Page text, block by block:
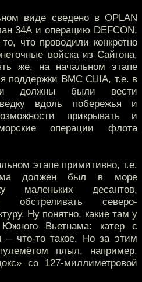
виде сведено в OPLAN
34А и операцию DEFCON,
что проводили конкретно
войска из Сайгона,
же, на начальном этапе
поддержки ВМС США, т.е. в
должны были вести
вдоль побережья и
прикрывать и
морские операции флота
этапе примитивно, т.е.
должен был в море
маленьких десантов,
обстреливать северо-
Ну понятно, какие там у
Вьетнама: катер с
что-то такое. Но за этим
плыл, например,
со 127-миллиметровой